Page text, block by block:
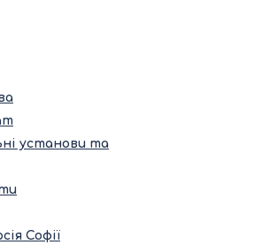
установи та
Софії